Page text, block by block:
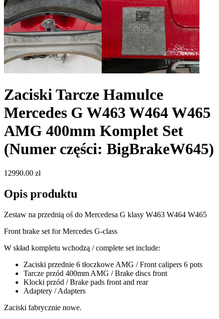
Zaciski Tarcze Hamulce
Mercedes G W463 W464 W465
AMG 400mm Komplet Set
(Numer części: BigBrakeW645)
12990.00 zł
Opis produktu
Zestaw na przednią oś do Mercedesa G klasy W463 W464 W465
Front brake set for Mercedes G-class
W skład kompletu wchodzą / complete set include:
Zaciski przednie 6 tłoczkowe AMG / Front calipers 6 pots
Tarcze przód 400mm AMG / Brake discs front
Klocki przód / Brake pads front and rear
Adaptery / Adapters
Zaciski fabrycznie nowe.